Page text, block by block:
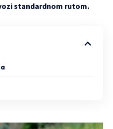
standardnom rutom.